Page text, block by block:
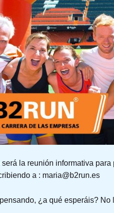
será la reunión informativa
a : maria@b2run.es
¿a qué esperáis? No